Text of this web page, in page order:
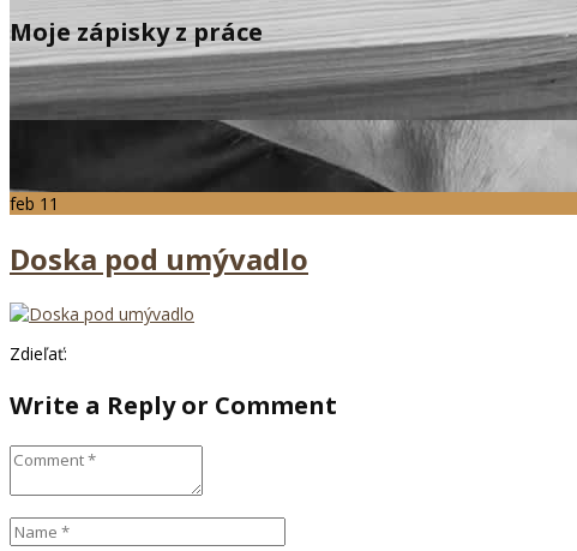
Moje zápisky z práce
feb 11
Doska pod umývadlo
Zdieľať:
Write a Reply or Comment